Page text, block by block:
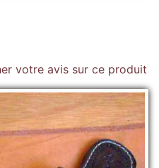
votre avis sur ce produit